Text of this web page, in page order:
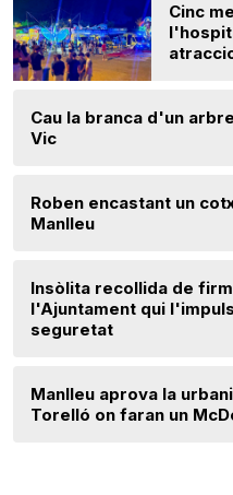
Cinc
Cau la branca d'un
Vic
Roben encastant un
Manlleu
Insòlita recollida de
l'Ajuntament qui
seguretat
Manlleu aprova la
Torelló on faran un